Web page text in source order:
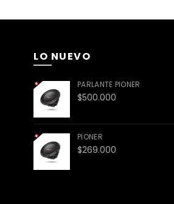
LO NUEVO
PARLANTE PIONER
$500.000
PIONER
$269.000